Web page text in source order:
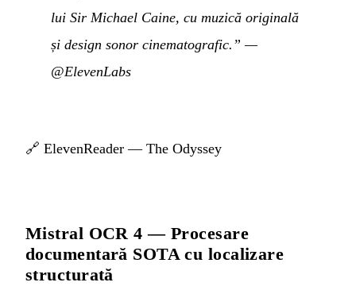
lui Sir Michael Caine, cu muzică originală
și design sonor cinematografic.” —
@ElevenLabs
🔗 ElevenReader — The Odyssey
Mistral OCR 4 — Procesare
documentară SOTA cu localizare
structurată